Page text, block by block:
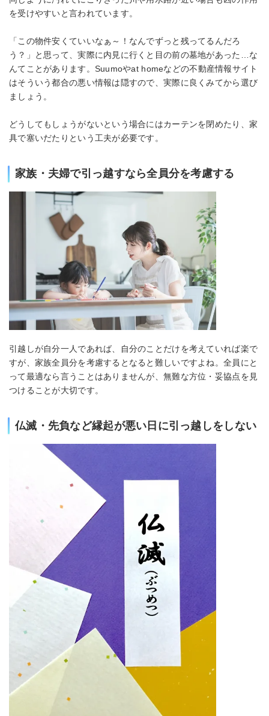
を受けやすいと言われています。
「この物件安くていいなぁ～！なんでずっと残ってるんだろ
う？」と思って、実際に内見に行くと目の前の墓地があった…な
んてことがあります。Suumoやat homeなどの不動産情報サイト
はそういう都合の悪い情報は隠すので、実際に良くみてから選び
ましょう。
どうしてもしょうがないという場合にはカーテンを閉めたり、家
具で塞いだたりという工夫が必要です。
家族・夫婦で引っ越すなら全員分を考慮する
引越しが自分一人であれば、自分のことだけを考えていれば楽で
すが、家族全員分を考慮するとなると難しいですよね。全員にと
って最適なら言うことはありませんが、無難な方位・妥協点を見
つけることが大切です。
仏滅・先負など縁起が悪い日に引っ越しをしない